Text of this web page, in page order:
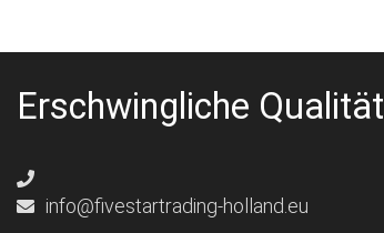
Erschwingliche Qualität
info@fivestartrading-holland.eu